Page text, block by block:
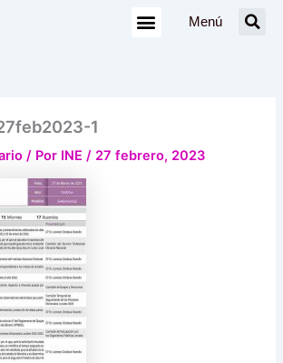
Menú
1
/ Por INE/ 27 febrero, 2023